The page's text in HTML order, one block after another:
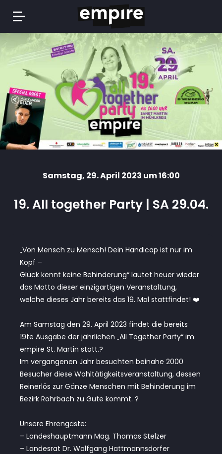
zum
Inhalt
Samstag, 29. April 2023 um 16:00
19. All together Party | SA 29.04.
„Von Mensch zu Mensch! Dein Handicap ist nur im
Kopf –
Glück kennt keine Behinderung“ lautet heuer wieder
das Motto dieser einzigartigen Veranstaltung,
welche dieses Jahr bereits das 19. Mal stattfindet! ❤️
Am Samstag den 29. April 2023 findet die bereits
19te Ausgabe der jährlichen „All Together Party“ im
empire St. Martin statt.?
Im vergangenen Jahr besuchten beinahe 2000
Besucher diese Wohltätigkeitsveranstaltung, dessen
Reinerlös zur Gänze Menschen mit Behinderung im
Bezirk Rohrbach zu Gute kommt. ?
Unsere Ehrengäste:
– Landeshauptmann Mag. Thomas Stelzer
– Landesrat Dr. Wolfgang Hattmannsdorfer